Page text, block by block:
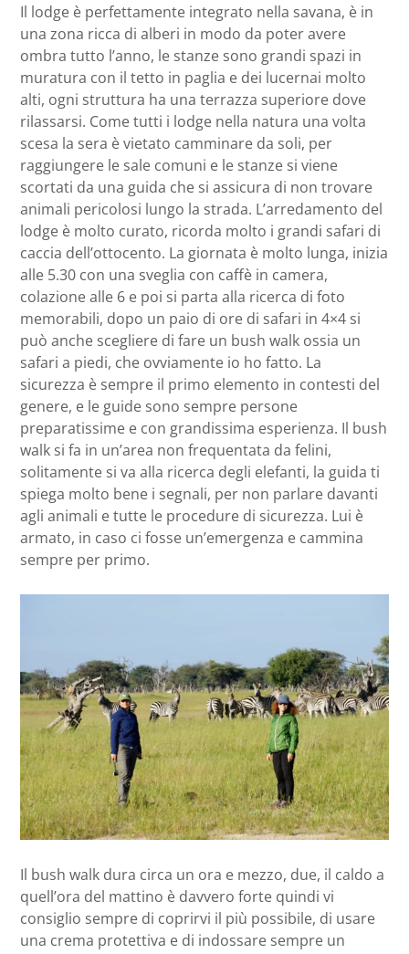
Il lodge è perfettamente integrato nella savana, è in
una zona ricca di alberi in modo da poter avere
ombra tutto l’anno, le stanze sono grandi spazi in
muratura con il tetto in paglia e dei lucernai molto
alti, ogni struttura ha una terrazza superiore dove
rilassarsi. Come tutti i lodge nella natura una volta
scesa la sera è vietato camminare da soli, per
raggiungere le sale comuni e le stanze si viene
scortati da una guida che si assicura di non trovare
animali pericolosi lungo la strada. L’arredamento del
lodge è molto curato, ricorda molto i grandi safari di
caccia dell’ottocento. La giornata è molto lunga, inizia
alle 5.30 con una sveglia con caffè in camera,
colazione alle 6 e poi si parta alla ricerca di foto
memorabili, dopo un paio di ore di safari in 4×4 si
può anche scegliere di fare un bush walk ossia un
safari a piedi, che ovviamente io ho fatto. La
sicurezza è sempre il primo elemento in contesti del
genere, e le guide sono sempre persone
preparatissime e con grandissima esperienza. Il bush
walk si fa in un’area non frequentata da felini,
solitamente si va alla ricerca degli elefanti, la guida ti
spiega molto bene i segnali, per non parlare davanti
agli animali e tutte le procedure di sicurezza. Lui è
armato, in caso ci fosse un’emergenza e cammina
sempre per primo.
Il bush walk dura circa un ora e mezzo, due, il caldo a
quell’ora del mattino è davvero forte quindi vi
consiglio sempre di coprirvi il più possibile, di usare
una crema protettiva e di indossare sempre un